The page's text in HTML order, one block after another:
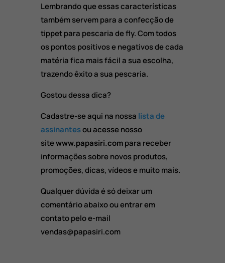
Lembrando que essas características
também servem para a confecção de
tippet para pescaria de fly. Com todos
os pontos positivos e negativos de cada
matéria fica mais fácil a sua escolha,
trazendo êxito a sua pescaria.
Gostou dessa dica?
Cadastre-se aqui na nossa lista de
assinantesou acesse nosso
sitewww.papasiri.compara receber
informações sobre novos produtos,
promoções, dicas, vídeos e muito mais.
Qualquer dúvida é só deixar um
comentário abaixo ou entrar em
contato pelo e-mail
vendas@papasiri.com